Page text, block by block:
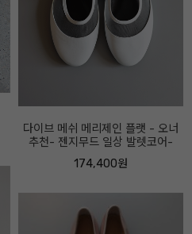
포지 이탈리안 레더 부츠 - 롱부터
앵클까지 - 오너추천- 굽 4센티